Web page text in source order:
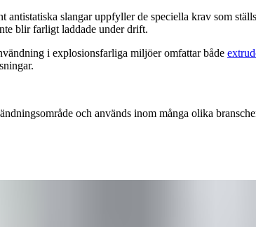
slangar uppfyller de speciella krav som
blir farligt laddade under drift.
i explosionsfarliga miljöer omfattar både
och används inom många olika